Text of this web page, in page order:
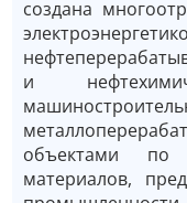
создана
и
объектами по
материалов,